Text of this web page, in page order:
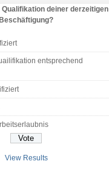
deiner derzeitigen
Beschäftigung?
entsprechend
View Results